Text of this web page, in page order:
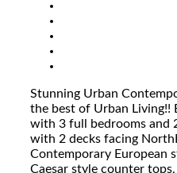
Stunning Urban
the best of Urban Living!!
with 3 full bedrooms and
with 2 decks facing
Contemporary European
Caesar style counter tops,